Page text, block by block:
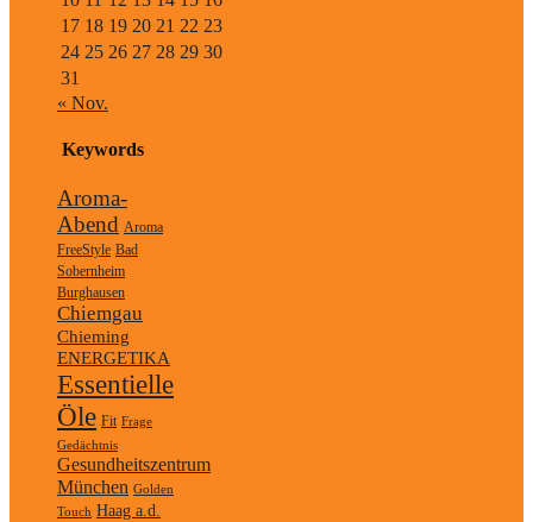
17 18 19 20 21 22 23
24 25 26 27 28 29 30
31
« Nov.
Keywords
Aroma-
Abend Aroma
FreeStyle Bad
Sobernheim
Burghausen
Chiemgau
Chieming
ENERGETIKA
Essentielle
Öle Fit Frage
Gedächtnis
Gesundheitszentrum
München Golden
Touch Haag a.d.